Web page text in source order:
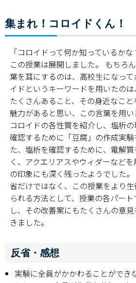
集まれ！コロイドくん！
「コロイドって何か知っているか
この授業は展開しました。 もちろ
葉を耳にするのは、高校生になっ
イドというキーワードを用いたの
たくさんあること、その身近なこ
魅力があると思い、この言葉を用い
コロイドの各性質を紹介し、塩析
確認するために「豆腐」の作成実
た、塩析を確認するために、電解
く、アクエリアスやウィダーなど
の印象にも深く残ったようでした
省だけではなく、この授業をより
られる方法として、授業の各パー
し、その改善案にもたくさんの意
きました。
反省・感想
実験に全員がかかわることができ